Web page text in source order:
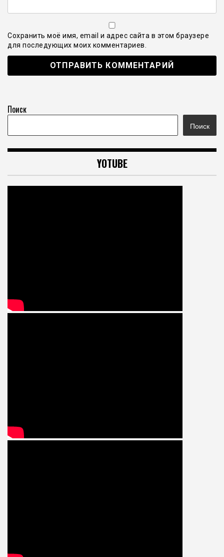
Сохранить моё имя, email и адрес сайта в этом браузере
для последующих моих комментариев.
Поиск
Поиск
YOTUBE